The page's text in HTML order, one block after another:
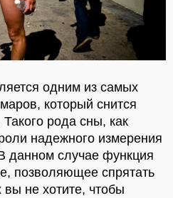
одним из самых
который снится
рода сны, как
надежного измерения
данном случае функция
позволяющее спрятать
не хотите, чтобы